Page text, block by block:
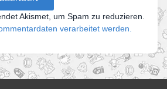
Akismet, um Spam zu reduzieren.
verarbeitet werden.